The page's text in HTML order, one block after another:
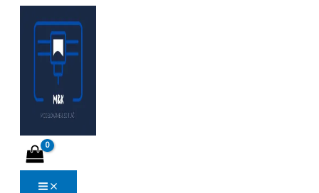
Preskočiť